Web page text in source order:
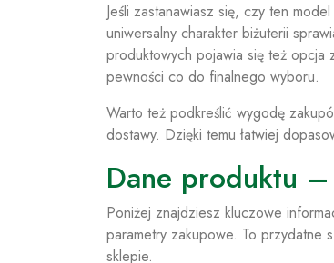
Jeśli zastanawiasz się, czy ten
uniwersalny charakter biżuterii
produktowych pojawia się też opcja
pewności co do finalnego wyboru.
Warto też podkreślić wygodę
dostawy. Dzięki temu łatwiej
Dane produktu
Poniżej znajdziesz kluczowe
parametry zakupowe. To
sklepie.